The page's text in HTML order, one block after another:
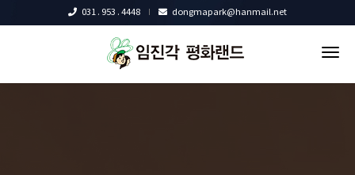
031 . 953 . 4448 dongmapark@hanmail.net